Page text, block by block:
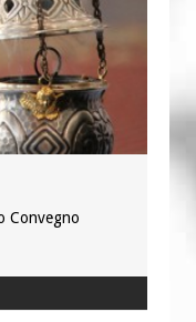
di capire ciò che
santo per la nostra
aderisce
di Pescara-Penne
Convegno